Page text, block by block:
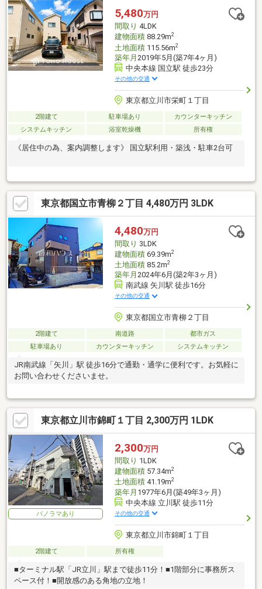
5,480万円
間取り 4LDK
建物面積88.29m2
土地面積115.56m2
築年月 2019年5月(築7年4ヶ月)
中央本線 国立駅 徒歩23分
その他の交通
東京都立川市栄町１丁目
2階建て 駐車場あり
カウンターキッチン
システムキッチン
浴室乾燥機 所有権
《居住中の為、案内調整します》 国立駅利用・築浅・駐車2台可
東京都国立市青柳２丁目 4,480万円 3LDK
4,480万円
間取り 3LDK
建物面積69.39m2
土地面積85.2m2
築年月 2024年6月(築2年3ヶ月)
南武線 矢川駅 徒歩16分
その他の交通
東京都国立市青柳２丁目
2階建て 南道路
都市ガス
駐車場あり
カウンターキッチン システムキッチン
JR南武線「矢川」駅 徒歩16分で通勤・通学に便利です。お気軽に
お問い合わせくださいませ。
東京都立川市錦町１丁目 2,300万円 1LDK
パノラマあり
2,300万円
間取り 1LDK
建物面積57.34m2
土地面積41.19m2
築年月 1977年6月(築49年3ヶ月)
中央本線 立川駅 徒歩11分
その他の交通
東京都立川市錦町１丁目
2階建て 所有権
■ターミナル駅「JR立川」駅まで徒歩11分！■1階部分に事務所ス
ペース付！■開放感のある角地の立地！